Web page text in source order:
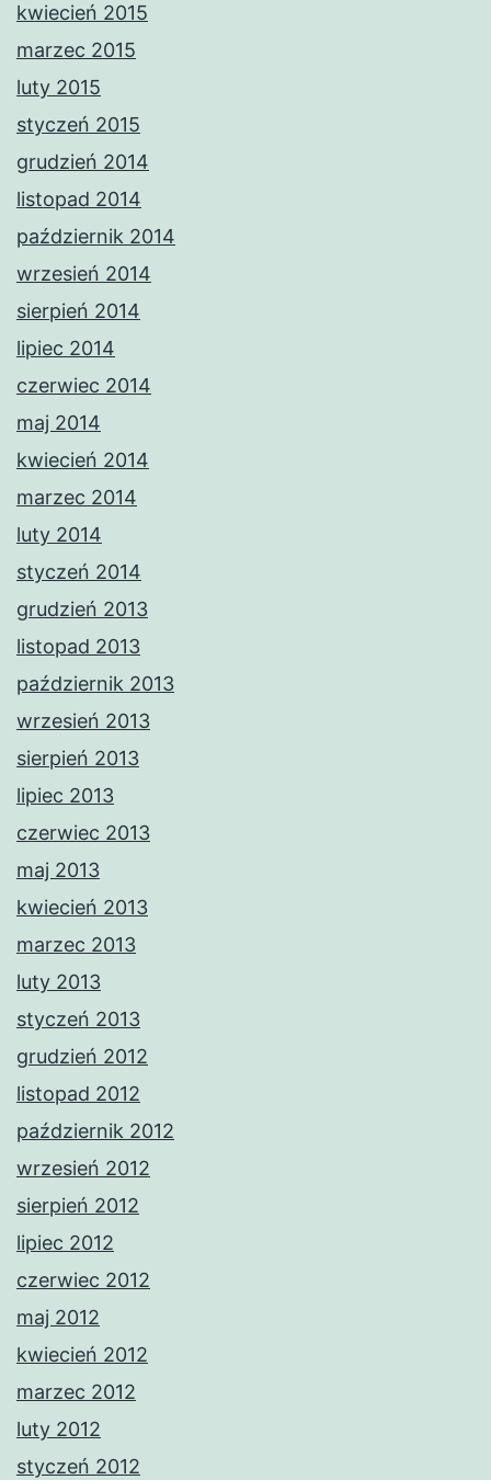
kwiecień 2015
marzec 2015
luty 2015
styczeń 2015
grudzień 2014
listopad 2014
październik 2014
wrzesień 2014
sierpień 2014
lipiec 2014
czerwiec 2014
maj 2014
kwiecień 2014
marzec 2014
luty 2014
styczeń 2014
grudzień 2013
listopad 2013
październik 2013
wrzesień 2013
sierpień 2013
lipiec 2013
czerwiec 2013
maj 2013
kwiecień 2013
marzec 2013
luty 2013
styczeń 2013
grudzień 2012
listopad 2012
październik 2012
wrzesień 2012
sierpień 2012
lipiec 2012
czerwiec 2012
maj 2012
kwiecień 2012
marzec 2012
luty 2012
styczeń 2012